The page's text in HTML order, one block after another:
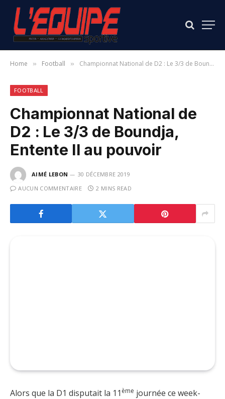
Home » Football » Championnat National de D2 : Le 3/3 de Boundja, Entente II au pouvoir
FOOTBALL
Championnat National de
D2 : Le 3/3 de Boundja,
Entente II au pouvoir
AIMÉ LEBON
30 DÉCEMBRE 2019
AUCUN COMMENTAIRE
2 MINS READ
Alors que la D1 disputait la 11 ème journée ce week-